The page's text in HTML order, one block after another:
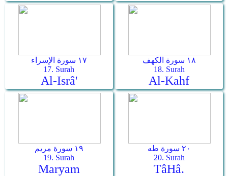
١٧ سورة الإسراء
17. Surah
Al-Isrâ'
١٨ سورة الكهف
18. Surah
Al-Kahf
١٩ سورة مريم
19. Surah
Maryam
٢٠ سورة طه
20. Surah
Tâ­Hâ.